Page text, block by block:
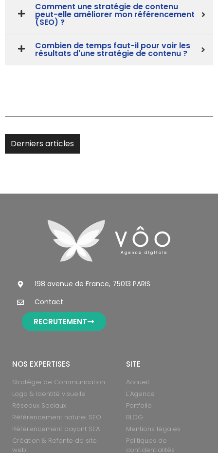
Comment une stratégie de contenu
peut-elle améliorer mon référencement
(SEO) ?
Combien de temps faut-il pour voir les
résultats d'une stratégie de contenu ?
Derniers articles
198 avenue de France, 75013 PARIS
Contact
RECRUTEMENT
NOS EXPERTISES
Stratégie de Communication
Logo & Identité visuelle
Réseaux Sociaux
Référencement naturel SEO
Référencement payant SEA
Création & Refonte de site
web
SITE
Accueil
L'Agence
Portfolio
BLOG
Mentions légales
Politiques de
confidentialités